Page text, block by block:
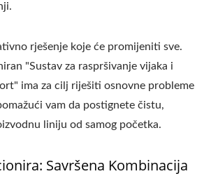
rješenje koje će promijeniti sve.
"Sustav za raspršivanje vijaka i
ima za cilj riješiti osnovne probleme
vam da postignete čistu,
liniju od samog početka.
Savršena Kombinacija